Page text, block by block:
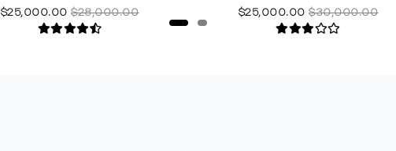
$25,000.00 $28,000.00 $25,000.00 $30,000.00